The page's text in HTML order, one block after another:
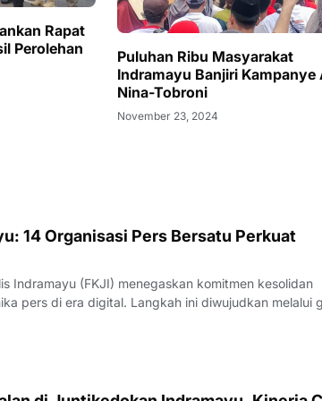
Rapat
Perolehan
Puluhan Ribu Masyarakat
Indramayu Banjiri Kampanye
Nina-Tobroni
November 23, 2024
14 Organisasi Pers Bersatu Perkuat
Indramayu (FKJI) menegaskan komitmen kesolidan
pers di era digital. Langkah ini diwujudkan melalui
di Rumah Makan Payoe, Jalan Olahraga, Indramayu,